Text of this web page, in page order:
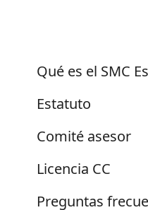
Sobre
Qué es el SMC
Estatuto
Comité asesor
Licencia CC
Preguntas